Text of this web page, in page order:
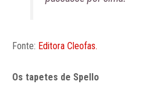
Fonte: Editora Cleofas.
Os tapetes de Spello